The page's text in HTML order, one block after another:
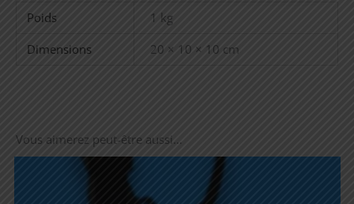
Poids
1 kg
Dimensions
20 × 10 × 10 cm
Vous aimerez peut-être aussi…